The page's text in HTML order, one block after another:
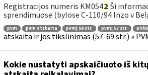
Registracijos numeris KM0542 Ši
sprendimuose (bylose C-110/94 Inzo v
pvm pvm atskaita pvmį 58 str. pvmį 57 str.
atskaita ir jos tikslinimas (57-69 str.) »
Kokie nustatyti apskaičiuoto iš